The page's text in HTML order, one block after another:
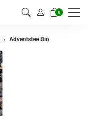
0
Adventstee Bio